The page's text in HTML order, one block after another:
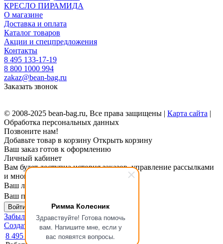
Римма Колесник
Здравствуйте! Готова помочь
вам. Напишите мне, если у
вас появятся вопросы.
КРЕСЛО ПИРАМИДА
О магазине
Доставка и оплата
Каталог товаров
Акции и спецпредложения
Контакты
8 495 133-17-19
8 800 1000 994
zakaz@bean-bag.ru
Заказать звонок
© 2008-2025 bean-bag.ru, Все права защищены | Карта сайта |
Обработка персональных данных
Позвоните нам!
Добавьте товар в корзину Открыть корзину
Ваш заказ готов к оформлению
Личный кабинет
Вам будет доступна история заказов, управление рассылками
и многое другое.
Ваш логин
Ваш пароль
Войти в личный кабинет
Забыли пароль?
Создать личный кабинет
8 495 133-17-19